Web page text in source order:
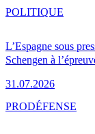
L’Espagne sous
Schengen à
31.07.2026
POLITIQUE
PRODÉFENSE